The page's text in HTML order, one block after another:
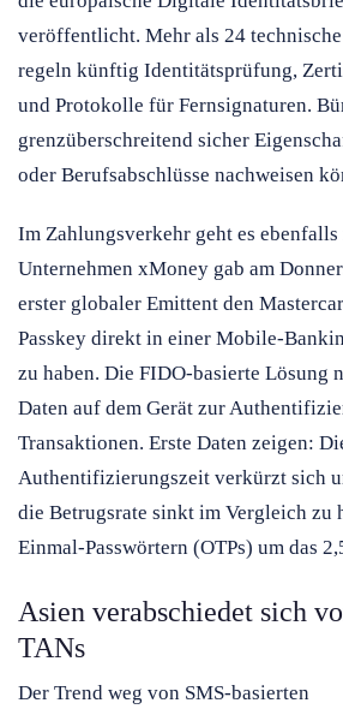
veröffentlicht. Mehr als 24
regeln künftig Identitätsprüfung,
und Protokolle für Fernsignaturen.
grenzüberschreitend sicher
oder Berufsabschlüsse nachweisen
Im Zahlungsverkehr geht es ebenfalls
Unternehmen xMoney gab am
erster globaler Emittent den
Passkey direkt in einer Mobile-
zu haben. Die FIDO-basierte Lösung
Daten auf dem Gerät zur
Transaktionen. Erste Daten zeigen:
Authentifizierungszeit verkürzt sich
die Betrugsrate sinkt im Vergleich zu
Einmal-Passwörtern (OTPs) um das
Asien verabschiedet sich
TANs
Der Trend weg von SMS-basierten